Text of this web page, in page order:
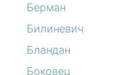
Берман
Билиневич
Бландан
Боковец